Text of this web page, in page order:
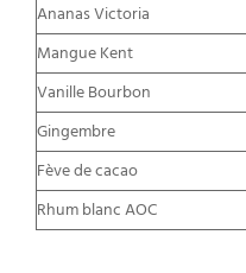
Ananas Victoria
Mangue Kent
Vanille Bourbon
Gingembre
Fève de cacao
Rhum blanc AOC